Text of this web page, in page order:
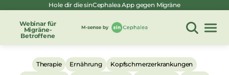
Inhalt
springen
Hole dir die sinCephalea App gegen Migräne
Webinar für
Migräne-
Betroffene
Therapie Ernährung
Kopfschmerzerkrankungen